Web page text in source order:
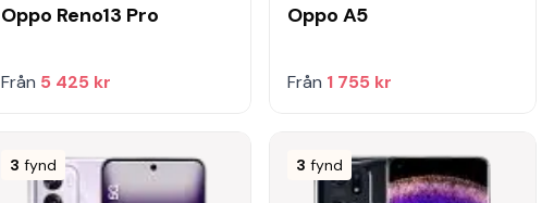
Oppo Reno13 Pro
Från 5 425 kr
Oppo A5
Från 1 755 kr
3 fynd 3 fynd